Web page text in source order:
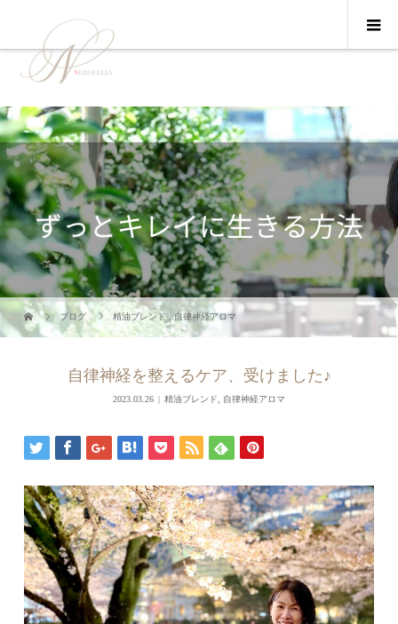
ブログ 精油ブレンド ,自律神経アロマ
自律神経を整えるケア、受けました♪
2023.03.26 精油ブレンド, 自律神経アロマ